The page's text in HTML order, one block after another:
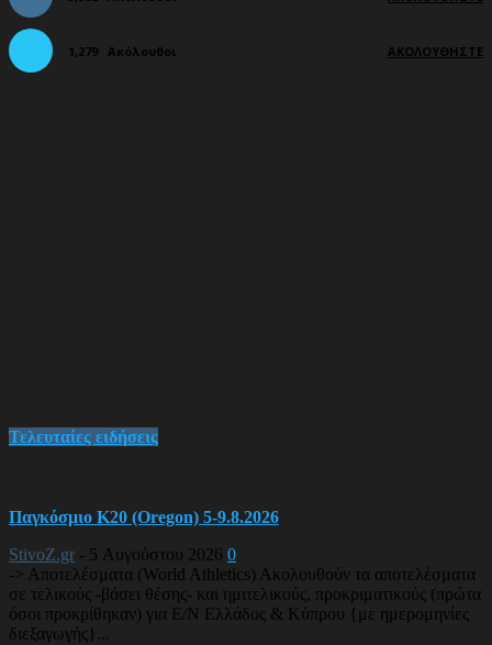
1,279 Ακόλουθοι ΑΚΟΛΟΥΘΉΣΤΕ
Τελευταίες ειδήσεις
Παγκόσμιο Κ20 (Oregon) 5-9.8.2026
StivoZ.gr - 5 Αυγούστου 2026 0
-> Αποτελέσματα (World Athletics) Ακολουθούν τα αποτελέσματα
σε τελικούς -βάσει θέσης- και ημιτελικούς, προκριματικούς (πρώτα
όσοι προκρίθηκαν) για Ε/Ν Ελλάδος & Κύπρου {με ημερομηνίες
διεξαγωγής}...